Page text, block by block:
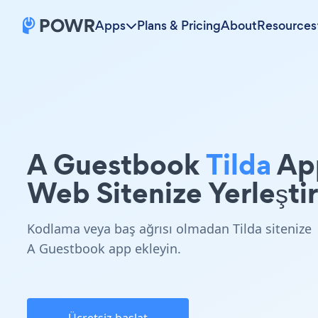
Apps Plans & PricingAboutResources
A GuestbookTilda
Web Sitenize
Kodlama veya baş ağrısı olmadan Tilda sitenize
A Guestbook app ekleyin.